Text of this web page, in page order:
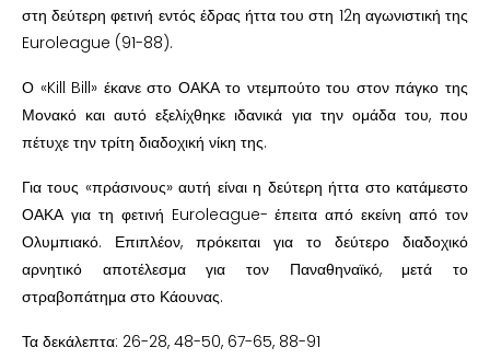
στη δεύτερη φετινή εντός έδρας ήττα του στη 12η αγωνιστική της
Euroleague (91-88).
Ο «Kill Bill» έκανε στο ΟΑΚΑ το ντεμπούτο του στον πάγκο της
Μονακό και αυτό εξελίχθηκε ιδανικά για την ομάδα του, που
πέτυχε την τρίτη διαδοχική νίκη της.
Για τους «πράσινους» αυτή είναι η δεύτερη ήττα στο κατάμεστο
ΟΑΚΑ για τη φετινή Euroleague- έπειτα από εκείνη από τον
Ολυμπιακό. Επιπλέον, πρόκειται για το δεύτερο διαδοχικό
αρνητικό αποτέλεσμα για τον Παναθηναϊκό, μετά το
στραβοπάτημα στο Κάουνας.
Τα δεκάλεπτα: 26-28, 48-50, 67-65, 88-91